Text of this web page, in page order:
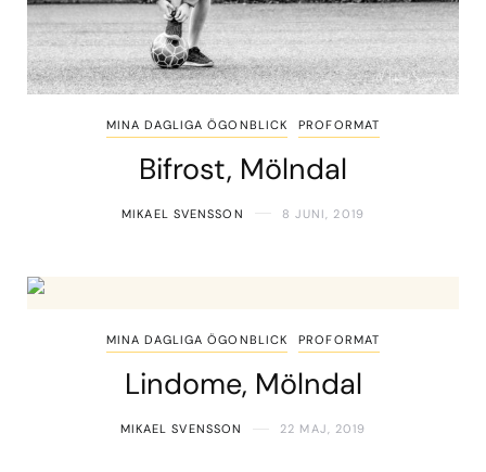
MINA DAGLIGA ÖGONBLICK PROFORMAT
Bifrost, Mölndal
MIKAEL SVENSSON 8 JUNI, 2019
MINA DAGLIGA ÖGONBLICK PROFORMAT
Lindome, Mölndal
MIKAEL SVENSSON 22 MAJ, 2019